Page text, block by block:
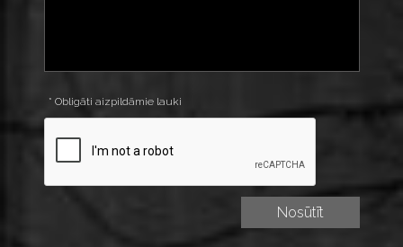
* Obligāti aizpildāmie lauki